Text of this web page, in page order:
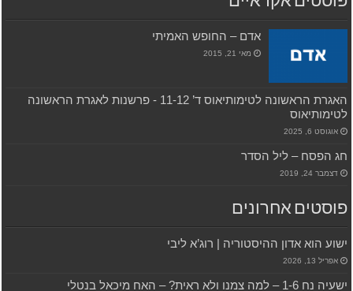
אדם – החופש האמיתי
מאי 21, 2015
האגרת הראשונה לטימותיאוס ד’ 11-12 ‫- פרשנות לאגרת הראשונה
לטימותיאוס
אוגוסט 6, 2025
חג הפסח – ליל הסדר
דצמבר 24, 2019
פוסטים אחרונים
ישוע הוא אדון ההיסטוריה | רוג’א ליבי
אפריל 13, 2026
ישעיה נח 1-6 – למה צמנו ולא ראית? – האח מיכאל בנטלי